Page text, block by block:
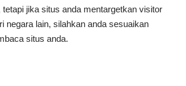
tetapi jika situs anda mentargetkan visitor
negara lain, silahkan anda sesuaikan
situs anda.